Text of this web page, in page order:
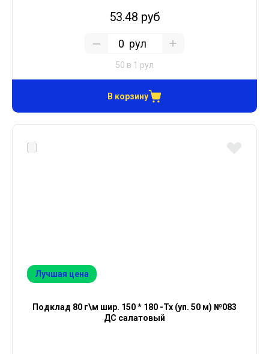
53.48 руб
рул
50 в 1 рул
В корзину
Лучшая цена
Подклад 80 г\м шир. 150 * 180 -Тх (уп. 50 м) №083
ДС салатовый